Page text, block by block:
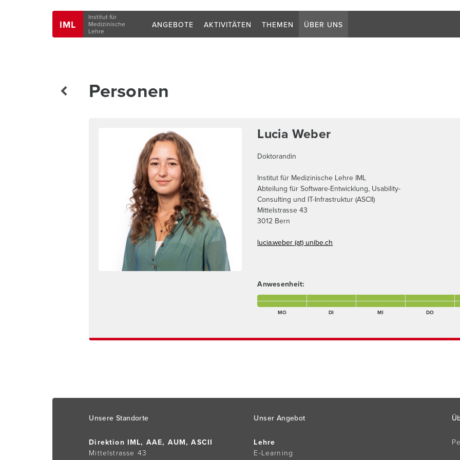
Navigation
IML
Institut für
Medizinische
Lehre
ANGEBOTE AKTIVITÄTEN THEMEN ÜBER UNS
Personen
Lucia Weber
Doktorandin
Institut für Medizinische Lehre IML
Abteilung für Software-Entwicklung, Usability-
Consulting und IT-Infrastruktur (ASCII)
Mittelstrasse 43
3012 Bern
lucia.weber (at) unibe.ch
Anwesenheit:
Montagmorgen AnwesendDienstagmorgen AnwesendMittwochnachmittag AnwesendDonnerstagmorgen
Montagnachmittag AnwesendDienstagnachmittag AnwesendMittwochnachmittag Anwesend
MO
DI MI DO
Footer
Unsere Standorte
Direktion IML, AAE, AUM, ASCII
Mittelstrasse 43
Unser Angebot
Lehre
E-Learning